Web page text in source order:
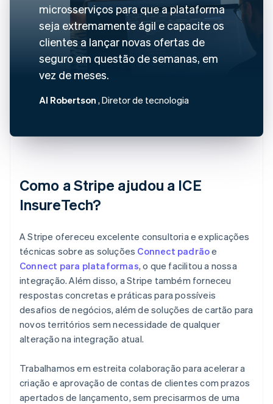
microsserviços para que a plataforma
seja extremamente ágil e capacite os
clientes a lançar novas ofertas de
seguro em questão de semanas, em
vez de meses.
Al Robertson , Diretor de tecnologia
Como a Stripe ajudou a ICE
InsureTech?
A Stripe ofereceu excelente consultoria e explicações
técnicas sobre as soluções Connect padrãoe
Connect para plataformas, o que facilitou a nossa
integração. Além disso, a Stripe também forneceu
respostas concretas e práticas para possíveis
desafios de negócios, além de soluções de cartão para
novos territórios sem necessidade de qualquer
alteração na integração atual.
Trabalhamos em estreita colaboração para acelerar a
criação e aprovação de contas de clientes com prazos
apertados de lançamento, sem precisarmos de uma